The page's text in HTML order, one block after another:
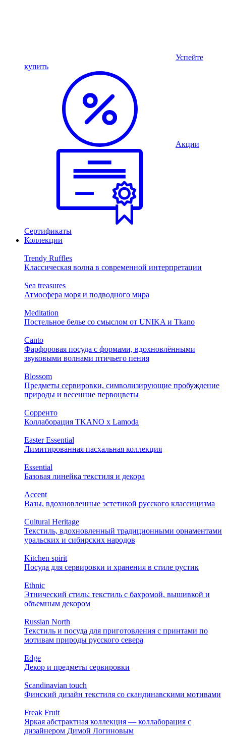
Успейте
купить
Акции
Сертификаты
Коллекции
Trendy Ruffles
Классическая волна в современной интерпретации
Sea treasures
Атмосфера моря и подводного мира
Meditation
Постельное белье со смыслом от UNIKA и Tkano
Canto
Фарфоровая посуда с формами, вдохновлёнными
звуковыми волнами птичьего пения
Blossom
Предметы сервировки, символизирующие пробуждение
природы и весенние первоцветы
Сорренто
Коллаборация TKANO х Lamoda
Easter Essential
Лимитированная пасхальная коллекция
Essential
Базовая линейка текстиля и декора
Accent
Вазы, вдохновленные эстетикой русского классицизма
Cultural Heritage
Текстиль, вдохновленный традиционными орнаментами
уральских и сибирских народов
Kitchen spirit
Посуда для сервировки и хранения в стиле рустик
Ethnic
Этнический стиль: текстиль с бахромой, вышивкой и
объемным декором
Russian North
Текстиль и посуда для приготовления с принтами по
мотивам природы русского севера
Edge
Декор и предметы сервировки
Scandinavian touch
Финский дизайн текстиля со скандинавскими мотивами
Freak Fruit
Яркая абстрактная коллекция — коллаборация с
дизайнером Димой Логиновым